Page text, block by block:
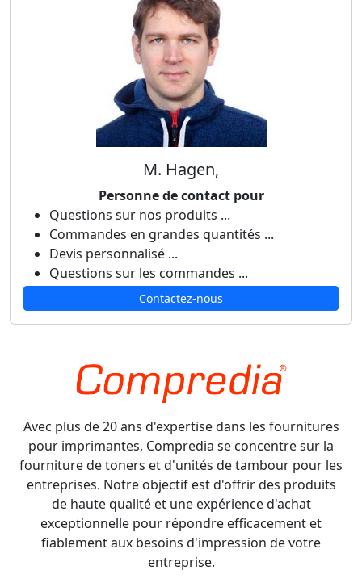
M. Hagen,
Personne de contact pour
Questions sur nos produits ...
Commandes en grandes quantités ...
Devis personnalisé ...
Questions sur les commandes ...
Contactez-nous
Avec plus de 20 ans d'expertise dans les fournitures
pour imprimantes, Compredia se concentre sur la
fourniture de toners et d'unités de tambour pour les
entreprises. Notre objectif est d'offrir des produits
de haute qualité et une expérience d'achat
exceptionnelle pour répondre efficacement et
fiablement aux besoins d'impression de votre
entreprise.